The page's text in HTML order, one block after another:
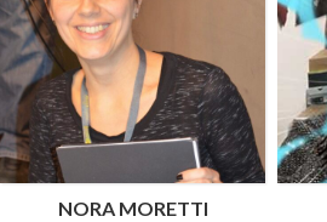
NORA MORETTI